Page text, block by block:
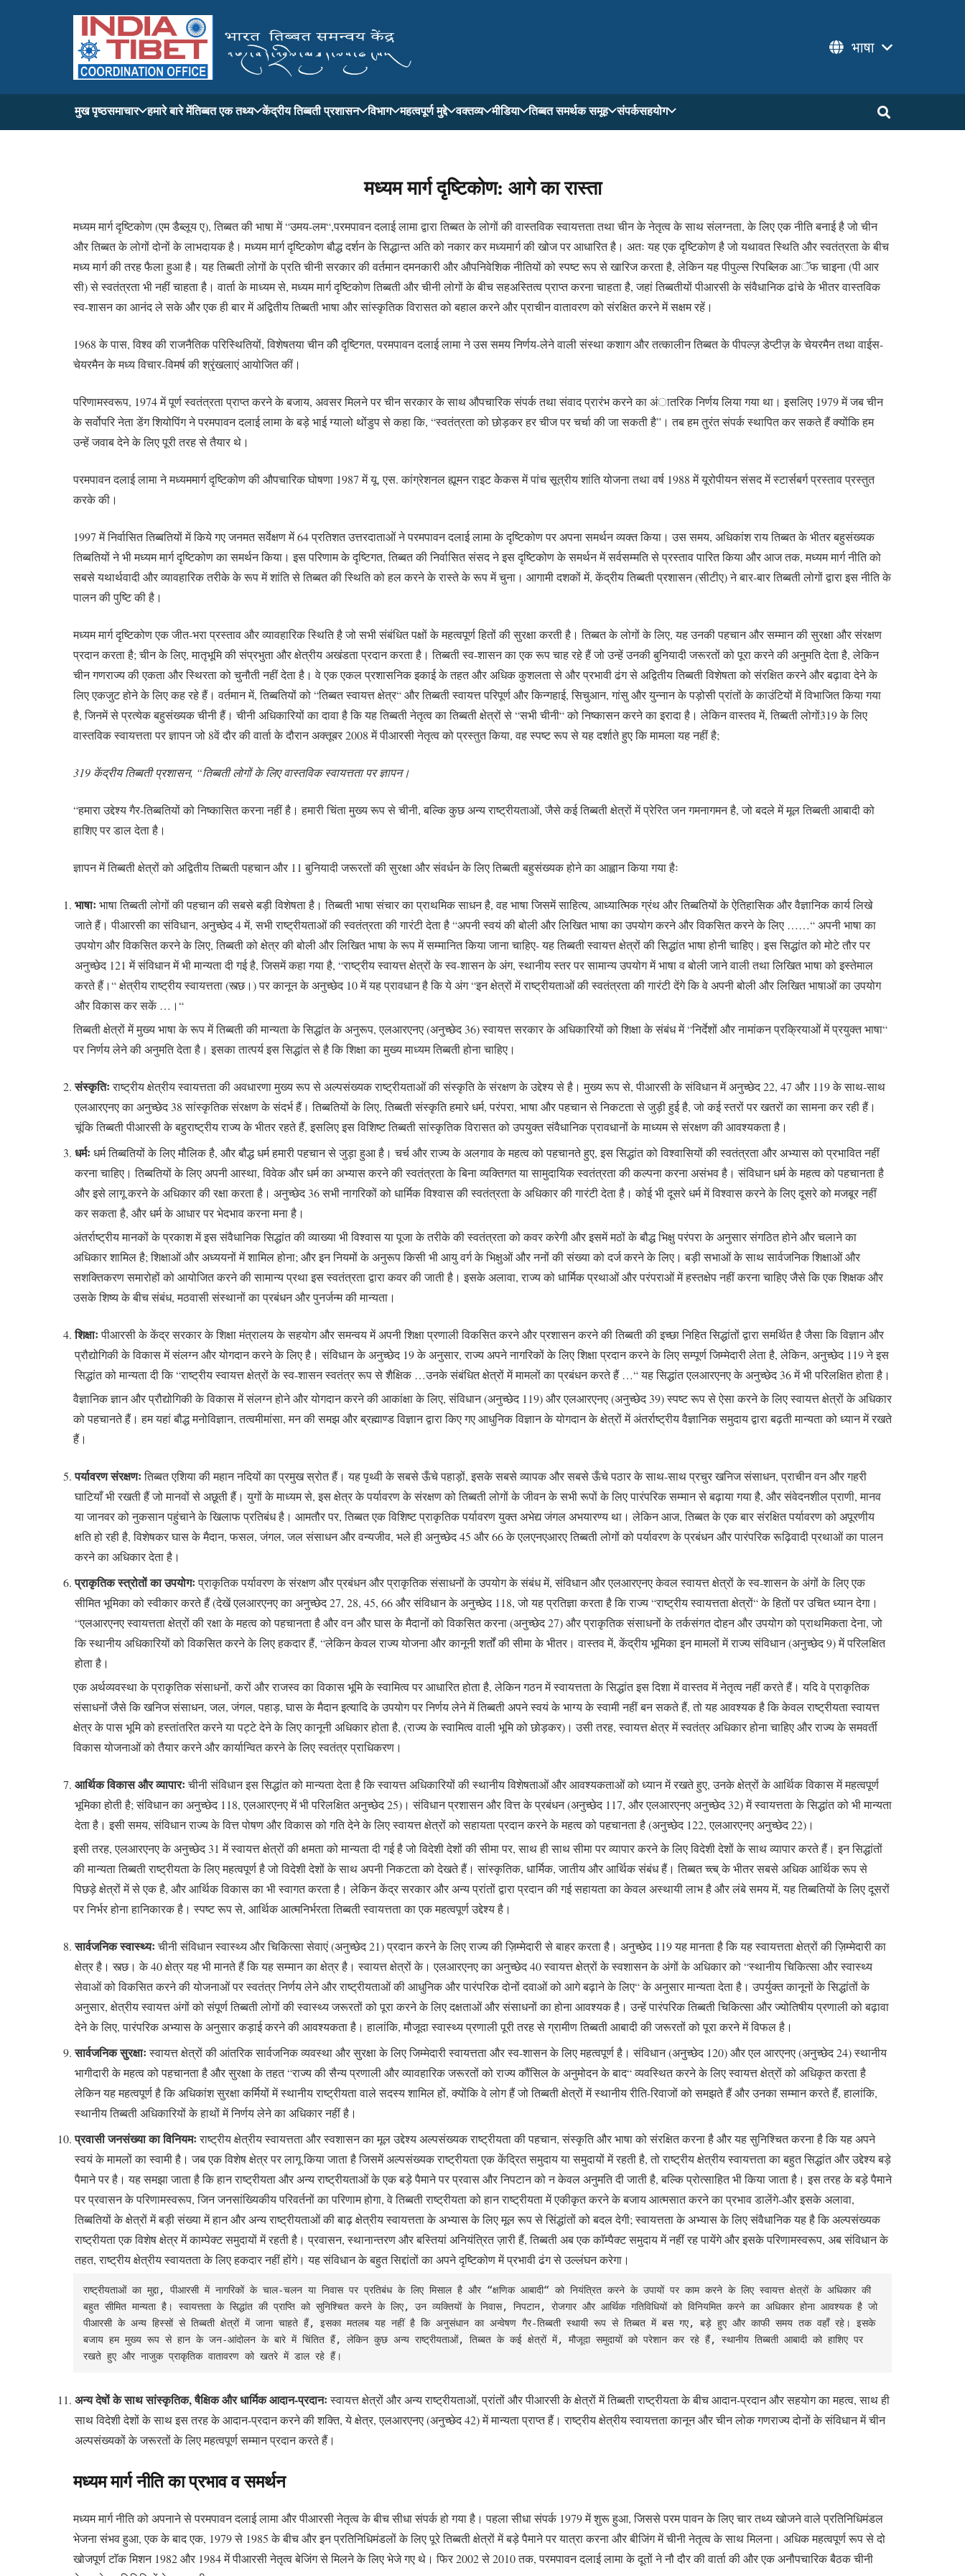
भाषा
मुख पृष्ठसमाचार हमारे बारे मेंतिब्बत एक तथ्य केंद्रीय तिब्बती प्रशासन विभाग महत्वपूर्ण मुद्दे वक्तव्य मीडिया तिब्बत समर्थक समूह संपर्कसहयोग
मध्यम मार्ग दृष्टिकोण: आगे का रास्ता
मध्यम मार्ग दृष्टिकोण (एम डैब्लूय ए), तिब्बत की भाषा में “उमय-लम“,परमपावन दलाई लामा द्वारा तिब्बत के लोगों की वास्तविक स्वायत्तता तथा चीन के नेतृत्व के साथ संलग्नता, के लिए एक नीति बनाई है जो चीन
और तिब्बत के लोगों दोनों के लाभदायक है। मध्यम मार्ग दृष्टिकोण बौद्ध दर्शन के सिद्धान्त अति को नकार कर मध्यमार्ग की खोज पर आधारित है। अतः यह एक दृष्टिकोण है जो यथावत स्थिति और स्वतंत्रता के बीच
मध्य मार्ग की तरह फैला हुआ है। यह तिब्बती लोगों के प्रति चीनी सरकार की वर्तमान दमनकारी और औपनिवेशिक नीतियों को स्पष्ट रूप से खारिज करता है, लेकिन यह पीपुल्स रिपब्लिक आॅफ चाइना (पी आर
सी) से स्वतंत्रता भी नहीं चाहता है। वार्ता के माध्यम से, मध्यम मार्ग दृष्टिकोण तिब्बती और चीनी लोगों के बीच सहअस्तित्व प्राप्त करना चाहता है, जहां तिब्बतीयों पीआरसी के संवैधानिक ढांचे के भीतर वास्तविक
स्व-शासन का आनंद ले सके और एक ही बार में अद्वितीय तिब्बती भाषा और सांस्कृतिक विरासत को बहाल करने और प्राचीन वातावरण को संरक्षित करने में सक्षम रहें।
1968 के पास, विश्व की राजनैतिक परिस्थितियों, विशेषतया चीन कीे दृष्टिगत, परमपावन दलाई लामा ने उस समय निर्णय-लेने वाली संस्था कशाग और तत्कालीन तिब्बत के पीपल्ज़ डेप्टीज़ के चेयरमैन तथा वाईस-
चेयरमैन के मध्य विचार-विमर्ष की श्रृंखलाएं आयोजित कीं।
परिणामस्वरूप, 1974 में पूर्ण स्वतंत्रता प्राप्त करने के बजाय, अवसर मिलने पर चीन सरकार के साथ औपचारिक संपर्क तथा संवाद प्रारंभ करने का अंातरिक निर्णय लिया गया था। इसलिए 1979 में जब चीन
के सर्वोपरि नेता डेंग शियोपिंग ने परमपावन दलाई लामा के बड़े भाई ग्यालो थोंडुप से कहा कि, “स्वतंत्रता को छोड़कर हर चीज पर चर्चा की जा सकती है”। तब हम तुरंत संपर्क स्थापित कर सकते हैं क्योंकि हम
उन्हें जवाब देने के लिए पूरी तरह से तैयार थे।
परमपावन दलाई लामा ने मध्यममार्ग दृष्टिकोण की औपचारिक घोषणा 1987 में यू. एस. कांग्रेशनल ह्यूमन राइट केेकस में पांच सूत्रीय शांति योजना तथा वर्ष 1988 में यूरोपीयन संसद में स्टार्सबर्ग प्रस्ताव प्रस्तुत
करके की।
1997 में निर्वासित तिब्बतियों में किये गए जनमत सर्वेक्षण में 64 प्रतिशत उत्तरदाताओं ने परमपावन दलाई लामा के दृष्टिकोण पर अपना समर्थन व्यक्त किया। उस समय, अधिकांश राय तिब्बत के भीतर बहुसंख्यक
तिब्बतियों ने भी मध्यम मार्ग दृष्टिकोण का समर्थन किया। इस परिणाम के दृष्टिगत, तिब्बत की निर्वासित संसद ने इस दृष्टिकोण के समर्थन में सर्वसम्मति से प्रस्ताव पारित किया और आज तक, मध्यम मार्ग नीति को
सबसे यथार्थवादी और व्यावहारिक तरीके के रूप में शांति से तिब्बत की स्थिति को हल करने के रास्ते के रूप में चुना। आगामी दशकों में, केंद्रीय तिब्बती प्रशासन (सीटीए) ने बार-बार तिब्बती लोगों द्वारा इस नीति के
पालन की पुष्टि की है।
मध्यम मार्ग दृष्टिकोण एक जीत-भरा प्रस्ताव और व्यावहारिक स्थिति है जो सभी संबंधित पक्षों के महत्वपूर्ण हितों की सुरक्षा करती है। तिब्बत के लोगों के लिए, यह उनकी पहचान और सम्मान की सुरक्षा और संरक्षण
प्रदान करता है; चीन के लिए, मातृभूमि की संप्रभुता और क्षेत्रीय अखंडता प्रदान करता है। तिब्बती स्व-शासन का एक रूप चाह रहे हैं जो उन्हें उनकी बुनियादी जरूरतों को पूरा करने की अनुमति देता है, लेकिन
चीन गणराज्य की एकता और स्थिरता को चुनौती नहीं देता है। वे एक एकल प्रशासनिक इकाई के तहत और अधिक कुशलता से और प्रभावी ढंग से अद्वितीय तिब्बती विशेषता को संरक्षित करने और बढ़ावा देने के
लिए एकजुट होने के लिए कह रहे हैं। वर्तमान में, तिब्बतियों को “तिब्बत स्वायत्त क्षेत्र“ और तिब्बती स्वायत्त परिपूर्ण और किन्गहाई, सिचुआन, गांसु और युन्नान के पड़ोसी प्रांतों के काउंटियों में विभाजित किया गया
है, जिनमें से प्रत्येक बहुसंख्यक चीनी हैं। चीनी अधिकारियों का दावा है कि यह तिब्बती नेतृत्व का तिब्बती क्षेत्रों से “सभी चीनी“ को निष्कासन करने का इरादा है। लेकिन वास्तव में, तिब्बती लोगों319 के लिए
वास्तविक स्वायत्तता पर ज्ञापन जो 8वें दौर की वार्ता के दौरान अक्तूबर 2008 में पीआरसी नेतृत्व को प्रस्तुत किया, वह स्पष्ट रूप से यह दर्शाते हुए कि मामला यह नहीं है;
319 केंद्रीय तिब्बती प्रशासन, “तिब्बती लोगों के लिए वास्तविक स्वायत्तता पर ज्ञापन।
“हमारा उद्देश्य गैर-तिब्बतियों को निष्कासित करना नहीं है। हमारी चिंता मुख्य रूप से चीनी, बल्कि कुछ अन्य राष्ट्रीयताओं, जैसे कई तिब्बती क्षेत्रों में प्रेरित जन गमनागमन है, जो बदले में मूल तिब्बती आबादी को
हाशिए पर डाल देता है।
ज्ञापन में तिब्बती क्षेत्रों को अद्वितीय तिब्बती पहचान और 11 बुनियादी जरूरतों की सुरक्षा और संवर्धन के लिए तिब्बती बहुसंख्यक होने का आह्वान किया गया हैः
भाषाःभाषा तिब्बती लोगों की पहचान की सबसे बड़ी विशेषता है। तिब्बती भाषा संचार का प्राथमिक साधन है, वह भाषा जिसमें साहित्य, आध्यात्मिक ग्रंथ और तिब्बतियों के ऐतिहासिक और वैज्ञानिक कार्य लिखे
जाते हैं। पीआरसी का संविधान, अनुच्छेद 4 में, सभी राष्ट्रीयताओं की स्वतंत्रता की गारंटी देता है “अपनी स्वयं की बोली और लिखित भाषा का उपयोग करने और विकसित करने के लिए ……“ अपनी भाषा का
उपयोग और विकसित करने के लिए, तिब्बती को क्षेत्र की बोली और लिखित भाषा के रूप में सम्मानित किया जाना चाहिए- यह तिब्बती स्वायत्त क्षेत्रों की सिद्धांत भाषा होनी चाहिए। इस सिद्धांत को मोटे तौर पर
अनुच्छेद 121 में संविधान में भी मान्यता दी गई है, जिसमें कहा गया है, “राष्ट्रीय स्वायत्त क्षेत्रों के स्व-शासन के अंग, स्थानीय स्तर पर सामान्य उपयोग में भाषा व बोली जाने वाली तथा लिखित भाषा को इस्तेमाल
करते हैं।“ क्षेत्रीय राष्ट्रीय स्वायत्तता (स्त्छ।) पर कानून के अनुच्छेद 10 में यह प्रावधान है कि ये अंग “इन क्षेत्रों में राष्ट्रीयताओं की स्वतंत्रता की गारंटी देंगे कि वे अपनी बोली और लिखित भाषाओं का उपयोग
और विकास कर सकें …।“
तिब्बती क्षेत्रों में मुख्य भाषा के रूप में तिब्बती की मान्यता के सिद्धांत के अनुरूप, एलआरएनए (अनुच्छेद 36) स्वायत्त सरकार के अधिकारियों को शिक्षा के संबंध में “निर्देशों और नामांकन प्रक्रियाओं में प्रयुक्त भाषा“
पर निर्णय लेने की अनुमति देता है। इसका तात्पर्य इस सिद्धांत से है कि शिक्षा का मुख्य माध्यम तिब्बती होना चाहिए।
संस्कृतिःराष्ट्रीय क्षेत्रीय स्वायत्तता की अवधारणा मुख्य रूप से अल्पसंख्यक राष्ट्रीयताओं की संस्कृति के संरक्षण के उद्देश्य से है। मुख्य रूप से, पीआरसी के संविधान में अनुच्छेद 22, 47 और 119 के साथ-साथ
एलआरएनए का अनुच्छेद 38 सांस्कृतिक संरक्षण के संदर्भ हैं। तिब्बतियों के लिए, तिब्बती संस्कृति हमारे धर्म, परंपरा, भाषा और पहचान से निकटता से जुड़ी हुई है, जो कई स्तरों पर खतरों का सामना कर रही हैं।
चूंकि तिब्बती पीआरसी के बहुराष्ट्रीय राज्य के भीतर रहते हैं, इसलिए इस विशिष्ट तिब्बती सांस्कृतिक विरासत को उपयुक्त संवैधानिक प्रावधानों के माध्यम से संरक्षण की आवश्यकता है।
धर्मःधर्म तिब्बतियों के लिए मौलिक है, और बौद्ध धर्म हमारी पहचान से जुड़ा हुआ है। चर्च और राज्य के अलगाव के महत्व को पहचानते हुए, इस सिद्धांत को विश्वासियों की स्वतंत्रता और अभ्यास को प्रभावित नहीं
करना चाहिए। तिब्बतियों के लिए अपनी आस्था, विवेक और धर्म का अभ्यास करने की स्वतंत्रता के बिना व्यक्तिगत या सामुदायिक स्वतंत्रता की कल्पना करना असंभव है। संविधान धर्म के महत्व को पहचानता है
और इसे लागू करने के अधिकार की रक्षा करता है। अनुच्छेद 36 सभी नागरिकों को धार्मिक विश्वास की स्वतंत्रता के अधिकार की गारंटी देता है। कोई भी दूसरे धर्म में विश्वास करने के लिए दूसरे को मजबूर नहीं
कर सकता है, और धर्म के आधार पर भेदभाव करना मना है।
अंतर्राष्ट्रीय मानकों के प्रकाश में इस संवैधानिक सिद्धांत की व्याख्या भी विश्वास या पूजा के तरीके की स्वतंत्रता को कवर करेगी और इसमें मठों के बौद्ध भिक्षु परंपरा के अनुसार संगठित होने और चलाने का
अधिकार शामिल है; शिक्षाओं और अध्ययनों में शामिल होना; और इन नियमों के अनुरूप किसी भी आयु वर्ग के भिक्षुओं और ननों की संख्या को दर्ज करने के लिए। बड़ी सभाओं के साथ सार्वजनिक शिक्षाओं और
सशक्तिकरण समारोहों को आयोजित करने की सामान्य प्रथा इस स्वतंत्रता द्वारा कवर की जाती है। इसके अलावा, राज्य को धार्मिक प्रथाओं और परंपराओं में हस्तक्षेप नहीं करना चाहिए जैसे कि एक शिक्षक और
उसके शिष्य के बीच संबंध, मठवासी संस्थानों का प्रबंधन और पुनर्जन्म की मान्यता।
शिक्षाःपीआरसी के केंद्र सरकार के शिक्षा मंत्रालय के सहयोग और समन्वय में अपनी शिक्षा प्रणाली विकसित करने और प्रशासन करने की तिब्बती की इच्छा निहित सिद्धांतों द्वारा समर्थित है जैसा कि विज्ञान और
प्रौद्योगिकी के विकास में संलग्न और योगदान करने के लिए है। संविधान के अनुच्छेद 19 के अनुसार, राज्य अपने नागरिकों के लिए शिक्षा प्रदान करने के लिए सम्पूर्ण जिम्मेदारी लेता है, लेकिन, अनुच्छेद 119 ने इस
सिद्धांत को मान्यता दी कि “राष्ट्रीय स्वायत्त क्षेत्रों के स्व-शासन स्वतंत्र रूप से शैक्षिक …उनके संबंधित क्षेत्रों में मामलों का प्रबंधन करते हैं …“ यह सिद्धांत एलआरएनए के अनुच्छेद 36 में भी परिलक्षित होता है।
वैज्ञानिक ज्ञान और प्रौद्योगिकी के विकास में संलग्न होने और योगदान करने की आकांक्षा के लिए, संविधान (अनुच्छेद 119) और एलआरएनए (अनुच्छेद 39) स्पष्ट रूप से ऐसा करने के लिए स्वायत्त क्षेत्रों के अधिकार
को पहचानते हैं। हम यहां बौद्ध मनोविज्ञान, तत्वमीमांसा, मन की समझ और ब्रह्माण्ड विज्ञान द्वारा किए गए आधुनिक विज्ञान के योगदान के क्षेत्रों में अंतर्राष्ट्रीय वैज्ञानिक समुदाय द्वारा बढ़ती मान्यता को ध्यान में रखते
हैं।
पर्यावरण संरक्षणःतिब्बत एशिया की महान नदियों का प्रमुख स्रोत हैं। यह पृथ्वी के सबसे ऊँचे पहाड़ों, इसके सबसे व्यापक और सबसे ऊँचे पठार के साथ-साथ प्रचुर खनिज संसाधन, प्राचीन वन और गहरी
घाटियाँ भी रखती हैं जो मानवों से अछूती हैं। युगों के माध्यम से, इस क्षेत्र के पर्यावरण के संरक्षण को तिब्बती लोगों के जीवन के सभी रूपों के लिए पारंपरिक सम्मान से बढ़ाया गया है, और संवेदनशील प्राणी, मानव
या जानवर को नुकसान पहुंचाने के खिलाफ प्रतिबंध है। आमतौर पर, तिब्बत एक विशिष्ट प्राकृतिक पर्यावरण युक्त अभेद्य जंगल अभयारण्य था। लेकिन आज, तिब्बत के एक बार संरक्षित पर्यावरण को अपूरणीय
क्षति हो रही है, विशेषकर घास के मैदान, फसल, जंगल, जल संसाधन और वन्यजीव, भले ही अनुच्छेद 45 और 66 के एलएनएआरए तिब्बती लोगों को पर्यावरण के प्रबंधन और पारंपरिक रूढ़िवादी प्रथाओं का पालन
करने का अधिकार देता है।
प्राकृतिक स्त्रोतों का उपयोगःप्राकृतिक पर्यावरण के संरक्षण और प्रबंधन और प्राकृतिक संसाधनों के उपयोग के संबंध में, संविधान और एलआरएनए केवल स्वायत्त क्षेत्रों के स्व-शासन के अंगों के लिए एक
सीमित भूमिका को स्वीकार करते हैं (देखें एलआरएनए का अनुच्छेद 27, 28, 45, 66 और संविधान के अनुच्छेद 118, जो यह प्रतिज्ञा करता है कि राज्य “राष्ट्रीय स्वायत्तता क्षेत्रों“ के हितों पर उचित ध्यान देगा।
“एलआरएनए स्वायत्तता क्षेत्रों की रक्षा के महत्व को पहचानता है और वन और घास के मैदानों को विकसित करना (अनुच्छेद 27) और प्राकृतिक संसाधनों के तर्कसंगत दोहन और उपयोग को प्राथमिकता देना, जो
कि स्थानीय अधिकारियों को विकसित करने के लिए हकदार हैं, “लेकिन केवल राज्य योजना और कानूनी शर्तों की सीमा के भीतर। वास्तव में, केंद्रीय भूमिका इन मामलों में राज्य संविधान (अनुच्छेद 9) में परिलक्षित
होता है।
एक अर्थव्यवस्था के प्राकृतिक संसाधनों, करों और राजस्व का विकास भूमि के स्वामित्व पर आधारित होता है, लेकिन गठन में स्वायत्तता के सिद्धांत इस दिशा में वास्तव में नेतृत्व नहीं करते हैं। यदि वे प्राकृतिक
संसाधनों जैसे कि खनिज संसाधन, जल, जंगल, पहाड़, घास के मैदान इत्यादि के उपयोग पर निर्णय लेने में तिब्बती अपने स्वयं के भाग्य के स्वामी नहीं बन सकते हैं, तो यह आवश्यक है कि केवल राष्ट्रीयता स्वायत्त
क्षेत्र के पास भूमि को हस्तांतरित करने या पट्टे देने के लिए कानूनी अधिकार होता है, (राज्य के स्वामित्व वाली भूमि को छोड़कर)। उसी तरह, स्वायत्त क्षेत्र में स्वतंत्र अधिकार होना चाहिए और राज्य के समवर्ती
विकास योजनाओं को तैयार करने और कार्यान्वित करने के लिए स्वतंत्र प्राधिकरण।
आर्थिक विकास और व्यापारःचीनी संविधान इस सिद्धांत को मान्यता देता है कि स्वायत्त अधिकारियों की स्थानीय विशेषताओं और आवश्यकताओं को ध्यान में रखते हुए, उनके क्षेत्रों के आर्थिक विकास में महत्वपूर्ण
भूमिका होती है; संविधान का अनुच्छेद 118, एलआरएनए में भी परिलक्षित अनुच्छेद 25)। संविधान प्रशासन और वित्त के प्रबंधन (अनुच्छेद 117, और एलआरएनए अनुच्छेद 32) में स्वायत्तता के सिद्धांत को भी मान्यता
देता है। इसी समय, संविधान राज्य के वित्त पोषण और विकास को गति देने के लिए स्वायत्त क्षेत्रों को सहायता प्रदान करने के महत्व को पहचानता है (अनुच्छेद 122, एलआरएनए अनुच्छेद 22)।
इसी तरह, एलआरएनए के अनुच्छेद 31 में स्वायत्त क्षेत्रों की क्षमता को मान्यता दी गई है जो विदेशी देशों की सीमा पर, साथ ही साथ सीमा पर व्यापार करने के लिए विदेशी देशों के साथ व्यापार करते हैं। इन सिद्धांतों
की मान्यता तिब्बती राष्ट्रीयता के लिए महत्वपूर्ण है जो विदेशी देशों के साथ अपनी निकटता को देखते हैं। सांस्कृतिक, धार्मिक, जातीय और आर्थिक संबंध हैं। तिब्बत च्त्ब् के भीतर सबसे अधिक आर्थिक रूप से
पिछड़े क्षेत्रों में से एक है, और आर्थिक विकास का भी स्वागत करता है। लेकिन केंद्र सरकार और अन्य प्रांतों द्वारा प्रदान की गई सहायता का केवल अस्थायी लाभ है और लंबे समय में, यह तिब्बतियों के लिए दूसरों
पर निर्भर होना हानिकारक है। स्पष्ट रूप से, आर्थिक आत्मनिर्भरता तिब्बती स्वायत्तता का एक महत्वपूर्ण उद्देश्य है।
सार्वजनिक स्वास्थ्यःचीनी संविधान स्वास्थ्य और चिकित्सा सेवाएं (अनुच्छेद 21) प्रदान करने के लिए राज्य की ज़िम्मेदारी से बाहर करता है। अनुच्छेद 119 यह मानता है कि यह स्वायत्तता क्षेत्रों की ज़िम्मेदारी का
क्षेत्र है। स्त्छ। के 40 क्षेत्र यह भी मानते हैं कि यह सम्मान का क्षेत्र है। स्वायत्त क्षेत्रों के। एलआरएनए का अनुच्छेद 40 स्वायत्त क्षेत्रों के स्वशासन के अंगों के अधिकार को “स्थानीय चिकित्सा और स्वास्थ्य
सेवाओं को विकसित करने की योजनाओं पर स्वतंत्र निर्णय लेने और राष्ट्रीयताओं की आधुनिक और पारंपरिक दोनों दवाओं को आगे बढ़ाने के लिए“ के अनुसार मान्यता देता है। उपर्युक्त कानूनों के सिद्धांतों के
अनुसार, क्षेत्रीय स्वायत्त अंगों को संपूर्ण तिब्बती लोगों की स्वास्थ्य जरूरतों को पूरा करने के लिए दक्षताओं और संसाधनों का होना आवश्यक है। उन्हें पारंपरिक तिब्बती चिकित्सा और ज्योतिषीय प्रणाली को बढ़ावा
देने के लिए, पारंपरिक अभ्यास के अनुसार कड़ाई करने की आवश्यकता है। हालांकि, मौजूदा स्वास्थ्य प्रणाली पूरी तरह से ग्रामीण तिब्बती आबादी की जरूरतों को पूरा करने में विफल है।
सार्वजनिक सुरक्षाःस्वायत्त क्षेत्रों की आंतरिक सार्वजनिक व्यवस्था और सुरक्षा के लिए जिम्मेदारी स्वायत्तता और स्व-शासन के लिए महत्वपूर्ण है। संविधान (अनुच्छेद 120) और एल आरएनए (अनुच्छेद 24) स्थानीय
भागीदारी के महत्व को पहचानता है और सुरक्षा के तहत “राज्य की सैन्य प्रणाली और व्यावहारिक जरूरतों को राज्य कौंसिल के अनुमोदन के बाद“ व्यवस्थित करने के लिए स्वायत्त क्षेत्रों को अधिकृत करता है
लेकिन यह महत्वपूर्ण है कि अधिकांश सुरक्षा कर्मियों में स्थानीय राष्ट्रीयता वाले सदस्य शामिल हों, क्योंकि वे लोग हैं जो तिब्बती क्षेत्रों में स्थानीय रीति-रिवाजों को समझते हैं और उनका सम्मान करते हैं, हालांकि,
स्थानीय तिब्बती अधिकारियों के हाथों में निर्णय लेने का अधिकार नहीं है।
प्रवासी जनसंख्या का विनियमःराष्ट्रीय क्षेत्रीय स्वायत्तता और स्वशासन का मूल उद्देश्य अल्पसंख्यक राष्ट्रीयता की पहचान, संस्कृति और भाषा को संरक्षित करना है और यह सुनिश्चित करना है कि यह अपने
स्वयं के मामलों का स्वामी है। जब एक विशेष क्षेत्र पर लागू किया जाता है जिसमें अल्पसंख्यक राष्ट्रीयता एक केंद्रित समुदाय या समुदायों में रहती है, तो राष्ट्रीय क्षेत्रीय स्वायत्तता का बहुत सिद्धांत और उद्देश्य बड़े
पैमाने पर है। यह समझा जाता है कि हान राष्ट्रीयता और अन्य राष्ट्रीयताओं के एक बड़े पैमाने पर प्रवास और निपटान को न केवल अनुमति दी जाती है, बल्कि प्रोत्साहित भी किया जाता है। इस तरह के बड़े पैमाने
पर प्रवासन के परिणामस्वरूप, जिन जनसांख्यिकीय परिवर्तनों का परिणाम होगा, वे तिब्बती राष्ट्रीयता को हान राष्ट्रीयता में एकीकृत करने के बजाय आत्मसात करने का प्रभाव डालेंगे-और इसके अलावा,
तिब्बतियों के क्षेत्रों में बड़ी संख्या में हान और अन्य राष्ट्रीयताओं की बाढ़ क्षेत्रीय स्वायत्तता के अभ्यास के लिए मूल रूप से सिंद्धांतों को बदल देगी; स्वायत्तता के अभ्यास के लिए संवैधानिक यह है कि अल्पसंख्यक
राष्ट्रीयता एक विशेष क्षेत्र में काम्पेक्ट समुदायों में रहती है। प्रवासन, स्थानान्तरण और बस्तियां अनियंत्रित ज़ारी हैं, तिब्बती अब एक काॅम्पैक्ट समुदाय में नहीं रह पायेंगे और इसके परिणामस्वरूप, अब संविधान के
तहत, राष्ट्रीय क्षेत्रीय स्वायतता के लिए हकदार नहीं होंगे। यह संविधान के बहुत सिद्दांतों का अपने दृष्टिकोण में प्रभावी ढंग से उल्लंघन करेगा।
राष्ट्रीयताओं का मुद्दा, पीआरसी में नागरिकों के चाल-चलन या निवास पर प्रतिबंध के लिए मिसाल है और “क्षणिक आबादी“ को नियंत्रित करने के उपायों पर काम करने के लिए स्वायत्त क्षेत्रों के अधिकार की
बहुत सीमित मान्यता है। स्वायत्तता के सिद्धांत की प्राप्ति को सुनिश्चित करने के लिए, उन व्यक्तियों के निवास, निपटान, रोजगार और आर्थिक गतिविधियों को विनियमित करने का अधिकार होना आवश्यक है जो
पीआरसी के अन्य हिस्सों से तिब्बती क्षेत्रों में जाना चाहते हैं, इसका मतलब यह नहीं है कि अनुसंधान का अन्वेषण गैर-तिब्बती स्थायी रूप से तिब्बत में बस गए, बड़े हुए और काफी समय तक वहाँ रहे। इसके
बजाय हम मुख्य रूप से हान के जन-आंदोलन के बारे में चिंतित हैं, लेकिन कुछ अन्य राष्ट्रीयताओं, तिब्बत के कई क्षेत्रों में, मौजूदा समुदायों को परेशान कर रहे हैं, स्थानीय तिब्बती आबादी को हाशिए पर
रखते हुए और नाजुक प्राकृतिक वातावरण को खतरे में डाल रहे हैं।
अन्य देषों के साथ सांस्कृतिक, षैक्षिक और धार्मिक आदान-प्रदानःस्वायत्त क्षेत्रों और अन्य राष्ट्रीयताओं, प्रांतों और पीआरसी के क्षेत्रों में तिब्बती राष्ट्रीयता के बीच आदान-प्रदान और सहयोग का महत्व, साथ ही
साथ विदेशी देशों के साथ इस तरह के आदान-प्रदान करने की शक्ति, ये क्षेत्र, एलआरएनए (अनुच्छेद 42) में मान्यता प्राप्त हैं। राष्ट्रीय क्षेत्रीय स्वायत्तता कानून और चीन लोक गणराज्य दोनों के संविधान में चीन
अल्पसंख्यकों के जरूरतों के लिए महत्वपूर्ण सम्मान प्रदान करते हैं।
मध्यम मार्ग नीति का प्रभाव व समर्थन
मध्यम मार्ग नीति को अपनाने से परमपावन दलाई लामा और पीआरसी नेतृत्व के बीच सीधा संपर्क हो गया है। पहला सीधा संपर्क 1979 में शुरू हुआ, जिससे परम पावन के लिए चार तथ्य खोजने वाले प्रतिनिधिमंडल
भेजना संभव हुआ, एक के बाद एक, 1979 से 1985 के बीच और इन प्रतिनिधिमंडलों के लिए पूरे तिब्बती क्षेत्रों में बड़े पैमाने पर यात्रा करना और बीजिंग में चीनी नेतृत्व के साथ मिलना। अधिक महत्वपूर्ण रूप से दो
खोजपूर्ण टाॅक मिशन 1982 और 1984 में पीआरसी नेतृत्व बेजिंग से मिलने के लिए भेजे गए थे। फिर 2002 से 2010 तक, परमपावन दलाई लामा के दूतों ने नौ दौर की वार्ता की और एक अनौपचारिक बैठक चीनी